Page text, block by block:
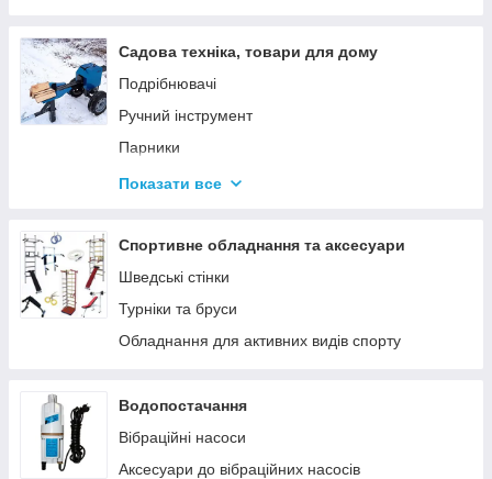
Дровоколи
Садова техніка, товари для дому
Подрібнювачі
Ручний інструмент
Парники
Термоси
Показати все
Спортивне обладнання та аксесуари
Шведські стінки
Турніки та бруси
Обладнання для активних видів спорту
Водопостачання
Вібраційні насоси
Аксесуари до вібраційних насосів